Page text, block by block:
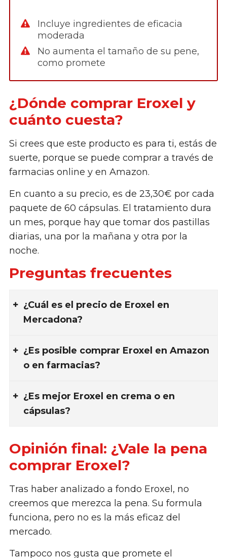
Incluye ingredientes de eficacia
moderada
No aumenta el tamaño de su pene,
como promete
¿Dónde comprar Eroxel y
cuánto cuesta?
Si crees que este producto es para ti, estás de
suerte, porque se puede comprar a través de
farmacias online y en Amazon.
En cuanto a su precio, es de 23,30€ por cada
paquete de 60 cápsulas. El tratamiento dura
un mes, porque hay que tomar dos pastillas
diarias, una por la mañana y otra por la
noche.
Preguntas frecuentes
¿Cuál es el precio de Eroxel en
Mercadona?
¿Es posible comprar Eroxel en Amazon
o en farmacias?
¿Es mejor Eroxel en crema o en
cápsulas?
Opinión final: ¿Vale la pena
comprar Eroxel?
Tras haber analizado a fondo Eroxel, no
creemos que merezca la pena. Su formula
funciona, pero no es la más eficaz del
mercado.
Tampoco nos gusta que promete el